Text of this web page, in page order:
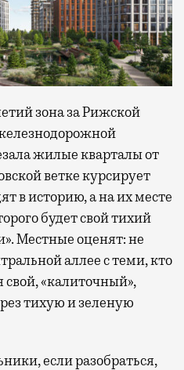
зона за Рижской
жилые кварталы от
ветке курсирует
в историю, а на их месте
будет свой тихий
Местные оценят: не
аллее с теми, кто
свой, «калиточный»,
тихую и зеленую
если разобраться,